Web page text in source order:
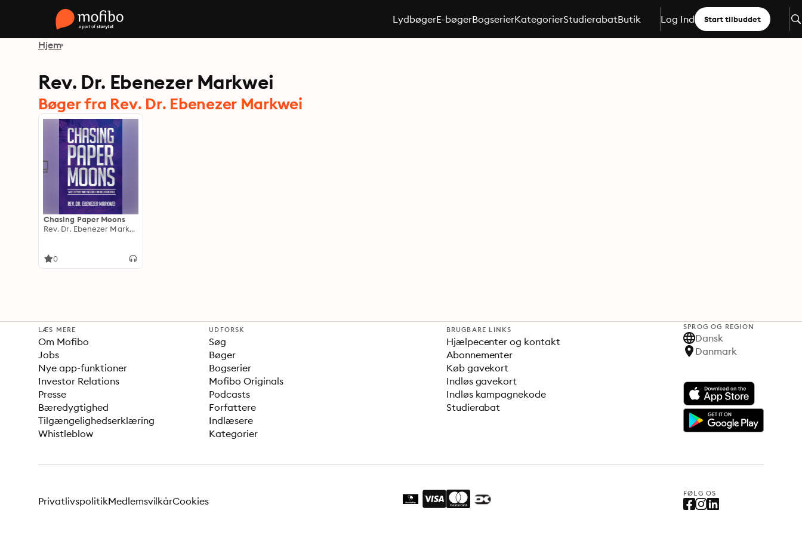
LydbøgerE-bøgerBogserierKategorierStudierabatButik Log Ind Start tilbuddet
Hjem
Rev. Dr. Ebenezer Markwei
Bøger fra Rev. Dr. Ebenezer Markwei
Chasing Paper Moons
Rev. Dr. Ebenezer Markwei
0
LÆS MERE
Om Mofibo
Jobs
Nye app-funktioner
Investor Relations
Presse
Bæredygtighed
Tilgængelighedserklæring
Whistleblow
UDFORSK
Søg
Bøger
Bogserier
Mofibo Originals
Podcasts
Forfattere
Indlæsere
Kategorier
BRUGBARE LINKS
Hjælpecenter og kontakt
Abonnementer
Køb gavekort
Indløs gavekort
Indløs kampagnekode
Studierabat
SPROG OG REGION
Dansk
Danmark
FØLG OS
PrivatlivspolitikMedlemsvilkårCookies